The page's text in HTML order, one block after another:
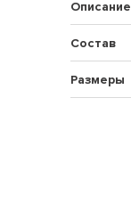
Описание
Состав
Размеры